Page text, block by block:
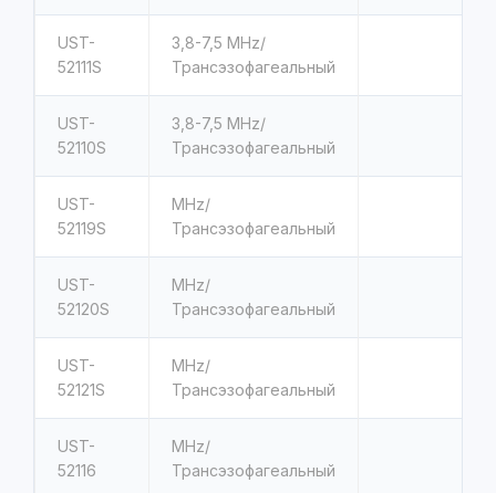
UST-
52111S
3,8-7,5 MHz/
Трансэзофагеальный
UST-
52110S
3,8-7,5 MHz/
Трансэзофагеальный
UST-
52119S
MHz/
Трансэзофагеальный
UST-
52120S
MHz/
Трансэзофагеальный
UST-
52121S
MHz/
Трансэзофагеальный
UST-
52116
MHz/
Трансэзофагеальный